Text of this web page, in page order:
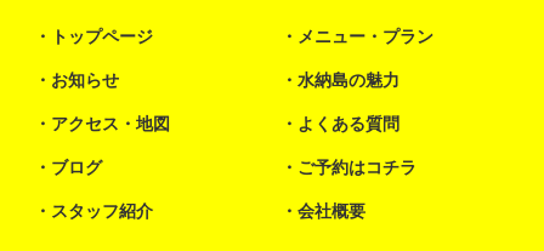
トップページ メニュー・プラン
お知らせ 水納島の魅力
アクセス・地図 よくある質問
ブログ ご予約はコチラ
スタッフ紹介 会社概要